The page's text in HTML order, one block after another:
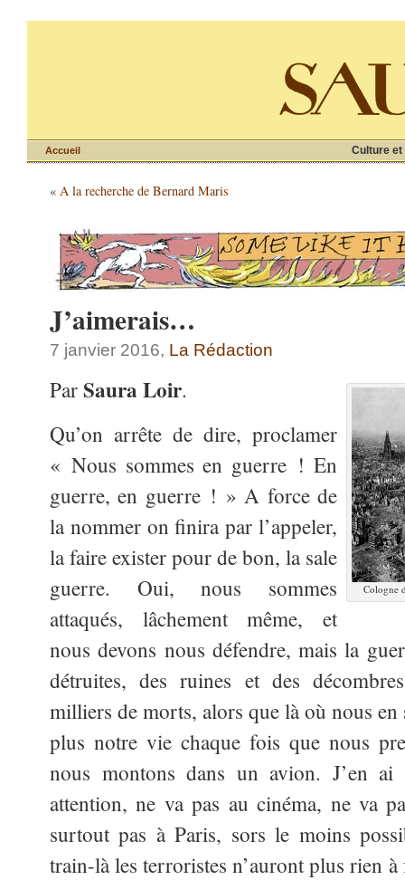
Culture et
Accueil
« A la recherche de Bernard Maris
J’aimerais…
7 janvier 2016, La Rédaction
Cologne
ParSaura Loir.
Qu’on arrête de dire, proclamer
« Nous sommes en guerre ! En
guerre, en guerre ! » A force de
la nommer on finira par l’appeler,
la faire exister pour de bon, la sale
guerre. Oui, nous sommes
attaqués, lâchement même, et
nous devons nous défendre, mais la
détruites, des ruines et des
milliers de morts, alors que là où nous
plus notre vie chaque fois que nous
nous montons dans un avion. J’en ai
attention, ne va pas au cinéma, ne va
surtout pas à Paris, sors le moins
train-là les terroristes n’auront plus rien